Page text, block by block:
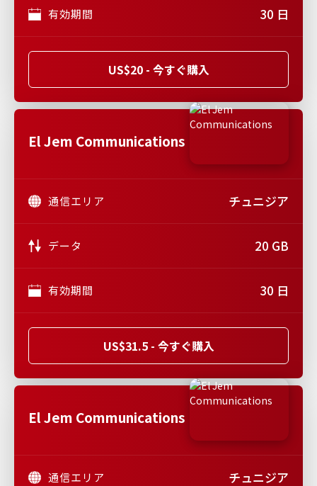
有効期間 30 日
US$20 - 今すぐ購入
El Jem Communications
通信エリア チュニジア
データ 20 GB
有効期間 30 日
US$31.5 - 今すぐ購入
El Jem Communications
通信エリア チュニジア